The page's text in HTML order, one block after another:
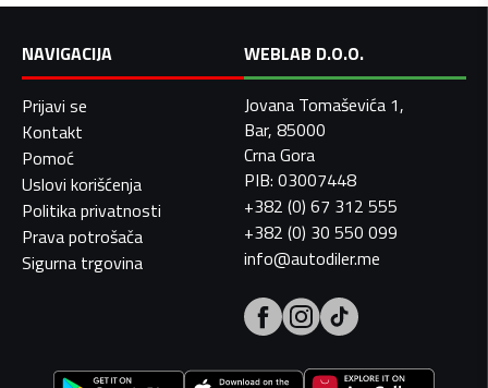
NAVIGACIJA
Prijavi se
Kontakt
Pomoć
Uslovi korišćenja
Politika privatnosti
Prava potrošača
Sigurna trgovina
WEBLAB D.O.O.
Jovana Tomaševića 1,
Bar, 85000
Crna Gora
PIB: 03007448
+382 (0) 67 312 555
+382 (0) 30 550 099
info@autodiler.me